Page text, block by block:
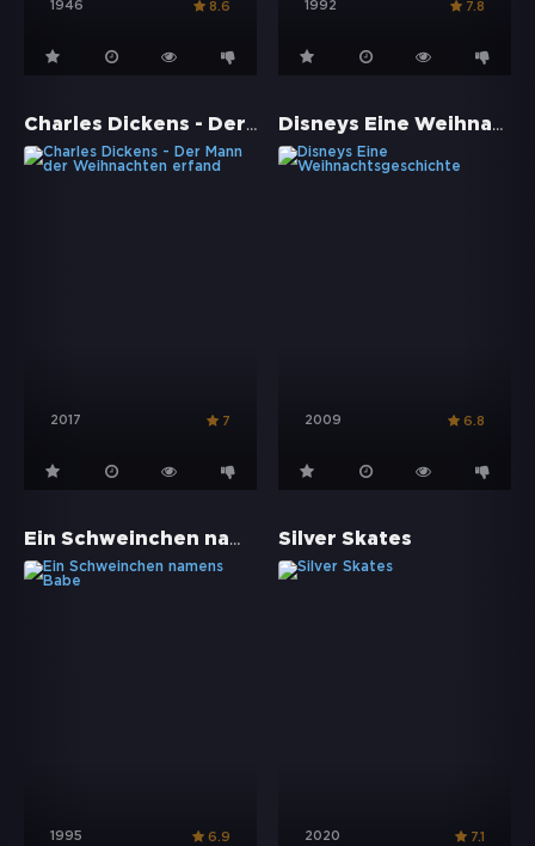
1946 8.6 1992 7.8
Charles Dickens - Der Mann der Weihnachten erfand
2017 7
Disneys Eine Weihnachtsgeschichte
2009 6.8
Ein Schweinchen namens Babe
1995 6.9
Silver Skates
2020 7.1